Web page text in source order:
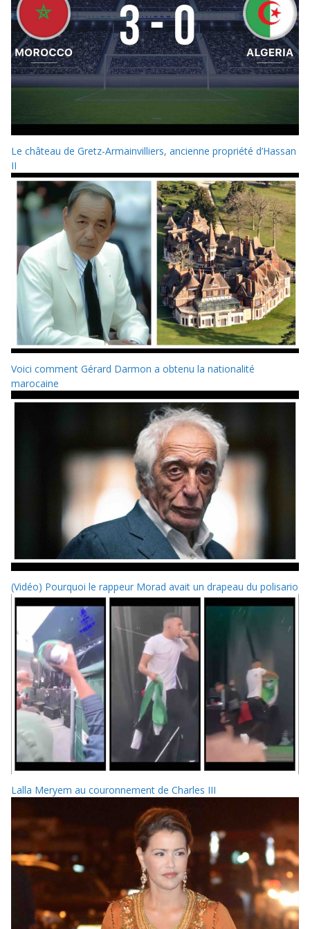
Le château de Gretz-Armainvilliers, ancienne propriété d’Hassan
II
Voici comment Gérard Darmon a obtenu la nationalité
marocaine
(Vidéo) Pourquoi le rappeur Morad avait un drapeau du polisario
Lalla Meryem au couronnement de Charles III